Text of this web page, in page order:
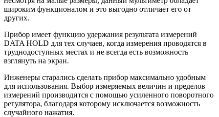
широким функционалом и это выгодно отличает его от
других.
Прибор имеет функцию удержания результата измерений
DATA HOLD для тех случаев, когда измерения проводятся в
труднодоступных местах и не всегда есть возможность
взглянуть на экран.
Инженеры старались сделать прибор максимально удобным
для использования. Выбор измеряемых величин и пределов
измерений производится с помощью усиленного поворотного
регулятора, благодаря которому исключается возможность
случайного нажатия.